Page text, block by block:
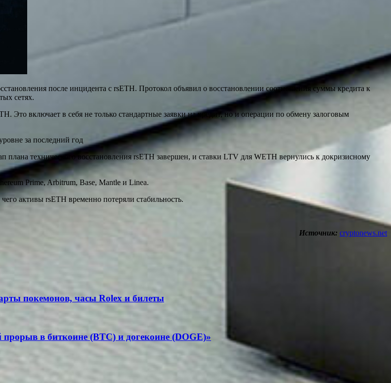
после инцидента с rsETH. Протокол объявил о восстановлении соотношения суммы кредита к
сетях.
Это включает в себя не только стандартные заявки на кредит, но и операции по обмену залоговым
за последний год
технического восстановления rsETH завершен, и ставки LTV для WETH вернулись к докризисному
Prime, Arbitrum, Base, Mantle и Linea.
активы rsETH временно потеряли стабильность.
Источник: cryptonews.net
покемонов, часы Rolex и билеты
в биткоине (BTC) и догекоине (DOGE)»